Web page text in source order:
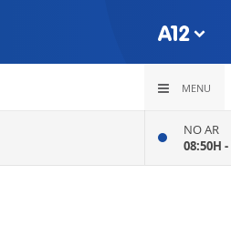
MENU
NO AR
08:50H -